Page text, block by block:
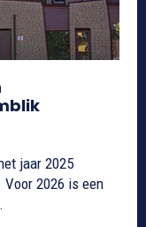
jaar 2025
2026 is een